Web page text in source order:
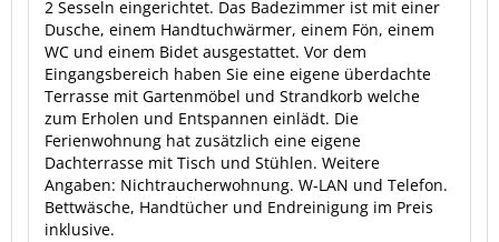
2 Sesseln eingerichtet. Das Badezimmer ist mit einer
Dusche, einem Handtuchwärmer, einem Fön, einem
WC und einem Bidet ausgestattet. Vor dem
Eingangsbereich haben Sie eine eigene überdachte
Terrasse mit Gartenmöbel und Strandkorb welche
zum Erholen und Entspannen einlädt. Die
Ferienwohnung hat zusätzlich eine eigene
Dachterrasse mit Tisch und Stühlen. Weitere
Angaben: Nichtraucherwohnung. W-LAN und Telefon.
Bettwäsche, Handtücher und Endreinigung im Preis
inklusive.